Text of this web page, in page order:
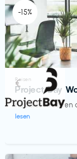
-15%
Reisen
Project Bay
flexibles Arbeiten
lesen
€‎